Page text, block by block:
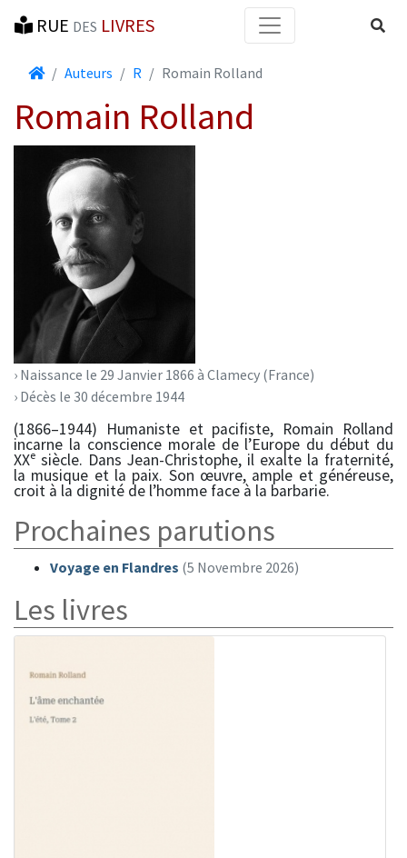
RUE DES LIVRES
AccueilAuteurs R Romain Rolland
Romain Rolland
› Naissance le 29 Janvier 1866 à Clamecy (France)
› Décès le 30 décembre 1944
(1866–1944) Humaniste et pacifiste, Romain Rolland
incarne la conscience morale de l’Europe du début du
XXᵉ siècle. Dans Jean-Christophe, il exalte la fraternité,
la musique et la paix. Son œuvre, ample et généreuse,
croit à la dignité de l’homme face à la barbarie.
Prochaines parutions
Voyage en Flandres (5 Novembre 2026)
Les livres